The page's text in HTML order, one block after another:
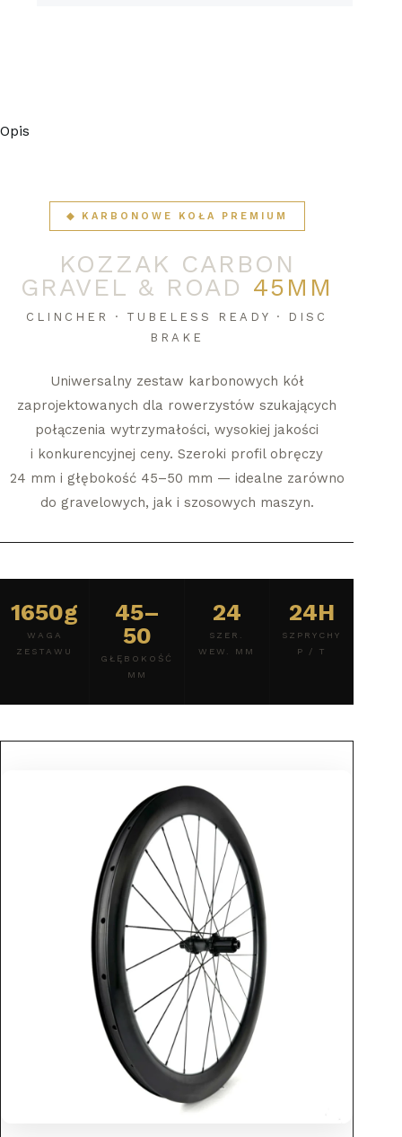
Opis
◆ KARBONOWE KOŁA PREMIUM
KOZZAK CARBON
GRAVEL & ROAD 45MM
CLINCHER · TUBELESS READY · DISC
BRAKE
Uniwersalny zestaw karbonowych kół
zaprojektowanych dla rowerzystów szukających
połączenia wytrzymałości, wysokiej jakości
i konkurencyjnej ceny. Szeroki profil obręczy
24 mm i głębokość 45–50 mm — idealne zarówno
do gravelowych, jak i szosowych maszyn.
1650g
WAGA
ZESTAWU
45–
50
GŁĘBOKOŚĆ
MM
24
SZER.
WEW. MM
24H
SZPRYCHY
P / T